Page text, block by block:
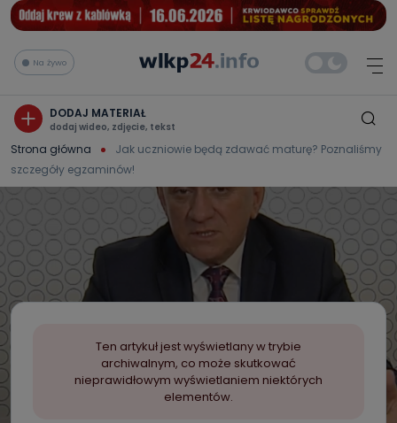
Na żywo
DODAJ MATERIAŁ
dodaj wideo, zdjęcie, tekst
Strona główna
Jak uczniowie będą zdawać maturę? Poznaliśmy
szczegóły egzaminów!
Ten artykuł jest wyświetlany w trybie
archiwalnym, co może skutkować
nieprawidłowym wyświetlaniem niektórych
elementów.